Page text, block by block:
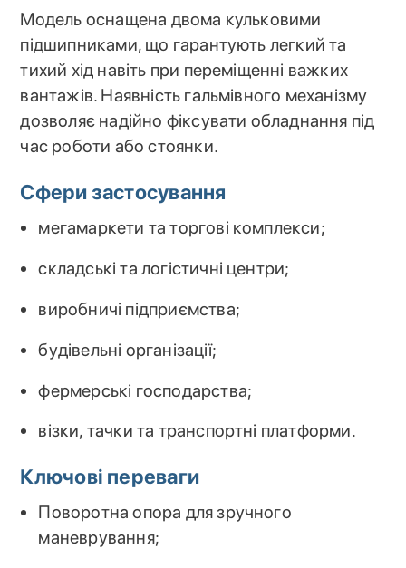
Модель оснащена двома кульковими
підшипниками, що гарантують легкий та
тихий хід навіть при переміщенні важких
вантажів. Наявність гальмівного механізму
дозволяє надійно фіксувати обладнання під
час роботи або стоянки.
Сфери застосування
мегамаркети та торгові комплекси;
складські та логістичні центри;
виробничі підприємства;
будівельні організації;
фермерські господарства;
візки, тачки та транспортні платформи.
Ключові переваги
Поворотна опора для зручного
маневрування;